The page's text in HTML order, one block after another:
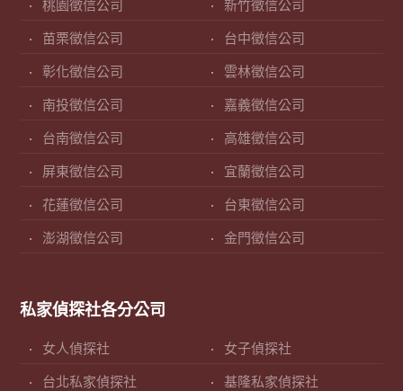
桃園徵信公司 新竹徵信公司
苗栗徵信公司 台中徵信公司
彰化徵信公司 雲林徵信公司
南投徵信公司 嘉義徵信公司
台南徵信公司 高雄徵信公司
屏東徵信公司 宜蘭徵信公司
花蓮徵信公司 台東徵信公司
澎湖徵信公司 金門徵信公司
私家偵探社各分公司
女人偵探社 女子偵探社
台北私家偵探社 基隆私家偵探社